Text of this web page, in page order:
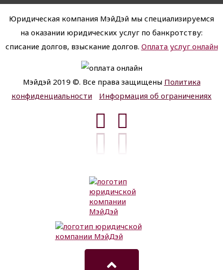
Юридическая компания МэйДэй мы специализируемся
на оказании юридических услуг по банкротству:
списание долгов, взыскание долгов. Оплата услуг онлайн
Мэйдэй 2019 ©. Все права защищены Политика
конфиденциальности
Информация об ограничениях